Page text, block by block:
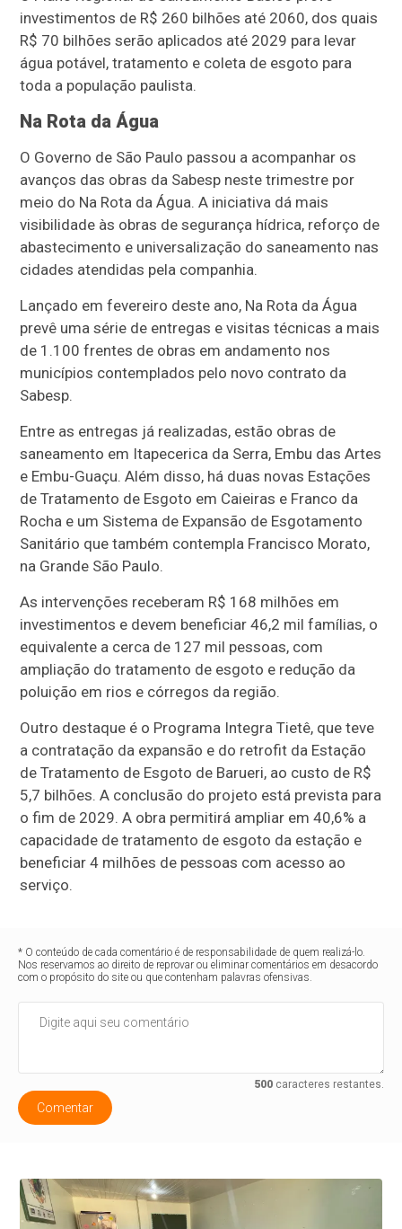
investimentos de R$ 260 bilhões até 2060, dos quais
R$ 70 bilhões serão aplicados até 2029 para levar
água potável, tratamento e coleta de esgoto para
toda a população paulista.
Na Rota da Água
O Governo de São Paulo passou a acompanhar os
avanços das obras da Sabesp neste trimestre por
meio do Na Rota da Água. A iniciativa dá mais
visibilidade às obras de segurança hídrica, reforço de
abastecimento e universalização do saneamento nas
cidades atendidas pela companhia.
Lançado em fevereiro deste ano, Na Rota da Água
prevê uma série de entregas e visitas técnicas a mais
de 1.100 frentes de obras em andamento nos
municípios contemplados pelo novo contrato da
Sabesp.
Entre as entregas já realizadas, estão obras de
saneamento em Itapecerica da Serra, Embu das Artes
e Embu-Guaçu. Além disso, há duas novas Estações
de Tratamento de Esgoto em Caieiras e Franco da
Rocha e um Sistema de Expansão de Esgotamento
Sanitário que também contempla Francisco Morato,
na Grande São Paulo.
As intervenções receberam R$ 168 milhões em
investimentos e devem beneficiar 46,2 mil famílias, o
equivalente a cerca de 127 mil pessoas, com
ampliação do tratamento de esgoto e redução da
poluição em rios e córregos da região.
Outro destaque é o Programa Integra Tietê, que teve
a contratação da expansão e do retrofit da Estação
de Tratamento de Esgoto de Barueri, ao custo de R$
5,7 bilhões. A conclusão do projeto está prevista para
o fim de 2029. A obra permitirá ampliar em 40,6% a
capacidade de tratamento de esgoto da estação e
beneficiar 4 milhões de pessoas com acesso ao
serviço.
* O conteúdo de cada comentário é de responsabilidade de quem realizá-lo.
Nos reservamos ao direito de reprovar ou eliminar comentários em desacordo
com o propósito do site ou que contenham palavras ofensivas.
500caracteres restantes.
Comentar